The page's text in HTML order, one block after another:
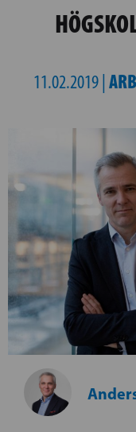
11.02.2019 |